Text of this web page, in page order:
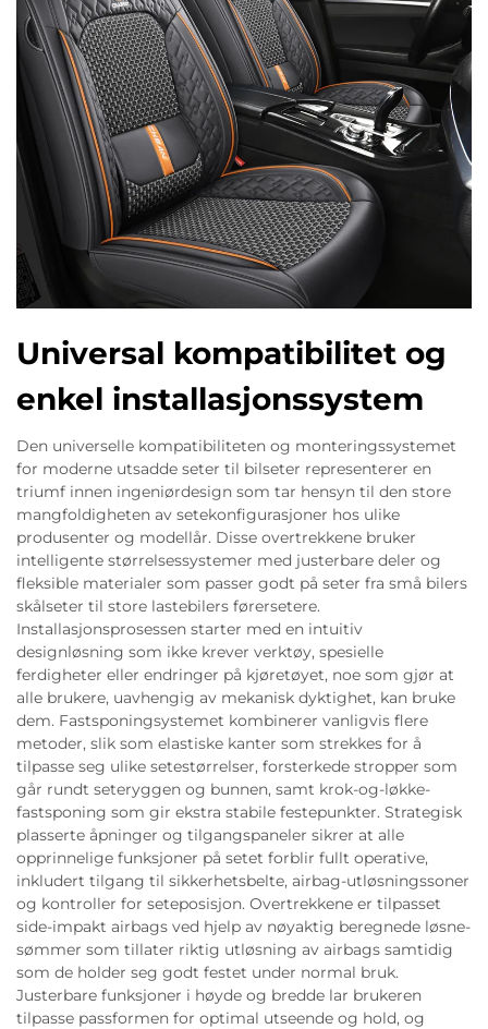
Universal kompatibilitet og
enkel installasjonssystem
Den universelle kompatibiliteten og monteringssystemet
for moderne utsadde seter til bilseter representerer en
triumf innen ingeniørdesign som tar hensyn til den store
mangfoldigheten av setekonfigurasjoner hos ulike
produsenter og modellår. Disse overtrekkene bruker
intelligente størrelsessystemer med justerbare deler og
fleksible materialer som passer godt på seter fra små bilers
skålseter til store lastebilers førersetere.
Installasjonsprosessen starter med en intuitiv
designløsning som ikke krever verktøy, spesielle
ferdigheter eller endringer på kjøretøyet, noe som gjør at
alle brukere, uavhengig av mekanisk dyktighet, kan bruke
dem. Fastsponingsystemet kombinerer vanligvis flere
metoder, slik som elastiske kanter som strekkes for å
tilpasse seg ulike setestørrelser, forsterkede stropper som
går rundt seteryggen og bunnen, samt krok-og-løkke-
fastsponing som gir ekstra stabile festepunkter. Strategisk
plasserte åpninger og tilgangspaneler sikrer at alle
opprinnelige funksjoner på setet forblir fullt operative,
inkludert tilgang til sikkerhetsbelte, airbag-utløsningssoner
og kontroller for seteposisjon. Overtrekkene er tilpasset
side-impakt airbags ved hjelp av nøyaktig beregnede løsne-
sømmer som tillater riktig utløsning av airbags samtidig
som de holder seg godt festet under normal bruk.
Justerbare funksjoner i høyde og bredde lar brukeren
tilpasse passformen for optimal utseende og hold, og